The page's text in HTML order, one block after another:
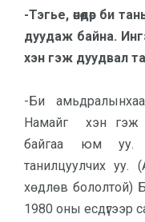
-Тэгье, өнөөдөр би
дуудаж бай­на.
хэн гэж дуудвал
-Би
Намайг хэн гэж
байгаа юм уу.
танилцуулчих уу.
хөдлөв бололтой)
1980 оны есдүгээр